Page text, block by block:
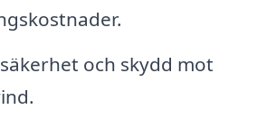
och skydd mot